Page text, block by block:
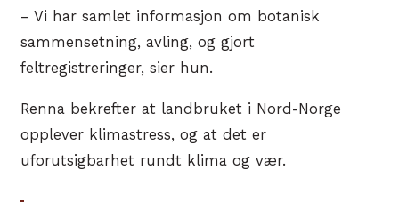
– Vi har samlet informasjon om botanisk
sammensetning, avling, og gjort
feltregistreringer, sier hun.
Renna bekrefter at landbruket i Nord-Norge
opplever klimastress, og at det er
uforutsigbarhet rundt klima og vær.